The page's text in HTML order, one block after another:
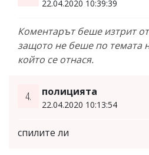
22.04.2020 10:39:39
Коментарът беше изтрит
защото не беше по темата
който се отнася.
4. полицията
22.04.2020 10:13:54
спилите ли